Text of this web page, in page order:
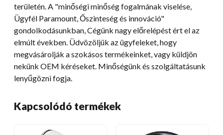
területén. A "minőségi minőség fogalmának viselése,
Ügyfél Paramount, Őszinteség és innováció"
gondolkodásunkban, Cégünk nagy előrelépést ért el az
elmúlt években. Üdvözöljük az ügyfeleket, hogy
megvásárolják a szokásos termékeinket, vagy küldjön
nekünk OEM kéréseket. Minőségünk és szolgáltatásunk
lenyűgözni fogja.
Kapcsolódó termékek